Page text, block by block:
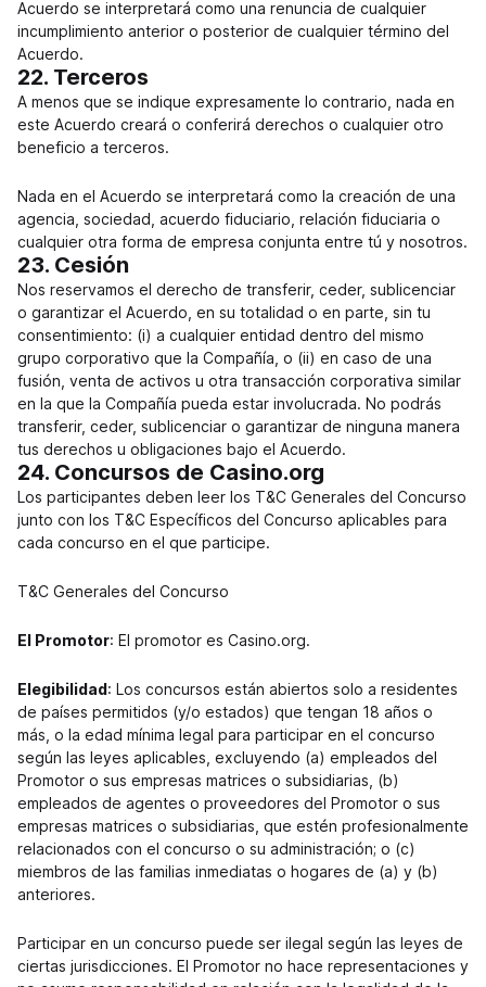
Acuerdo se interpretará como una renuncia de cualquier
incumplimiento anterior o posterior de cualquier término del
Acuerdo.
22. Terceros
A menos que se indique expresamente lo contrario, nada en
este Acuerdo creará o conferirá derechos o cualquier otro
beneficio a terceros.
Nada en el Acuerdo se interpretará como la creación de una
agencia, sociedad, acuerdo fiduciario, relación fiduciaria o
cualquier otra forma de empresa conjunta entre tú y nosotros.
23. Cesión
Nos reservamos el derecho de transferir, ceder, sublicenciar
o garantizar el Acuerdo, en su totalidad o en parte, sin tu
consentimiento: (i) a cualquier entidad dentro del mismo
grupo corporativo que la Compañía, o (ii) en caso de una
fusión, venta de activos u otra transacción corporativa similar
en la que la Compañía pueda estar involucrada. No podrás
transferir, ceder, sublicenciar o garantizar de ninguna manera
tus derechos u obligaciones bajo el Acuerdo.
24. Concursos de Casino.org
Los participantes deben leer los T&C Generales del Concurso
junto con los T&C Específicos del Concurso aplicables para
cada concurso en el que participe.
T&C Generales del Concurso
El Promotor: El promotor es Casino.org.
Elegibilidad: Los concursos están abiertos solo a residentes
de países permitidos (y/o estados) que tengan 18 años o
más, o la edad mínima legal para participar en el concurso
según las leyes aplicables, excluyendo (a) empleados del
Promotor o sus empresas matrices o subsidiarias, (b)
empleados de agentes o proveedores del Promotor o sus
empresas matrices o subsidiarias, que estén profesionalmente
relacionados con el concurso o su administración; o (c)
miembros de las familias inmediatas o hogares de (a) y (b)
anteriores.
Participar en un concurso puede ser ilegal según las leyes de
ciertas jurisdicciones. El Promotor no hace representaciones y